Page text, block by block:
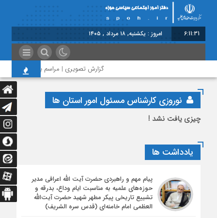
6:11:32 امروز : یکشنبه, ۱۸ مرداد , ۱۴۰۵
گزارش تصویری | مراسم بزرگداشت امام
نوروزی کارشناس مسئول امور استان ها
چیزی یافت نشد !
یادداشت ها
پیام مهم و راهبردی حضرت آیت الله اعرافی مدیر
حوزه‌های علمیه به مناسبت ایام وداع، بدرقه و
تشییع تاریخی پیکر مطهر شهید حضرت آیت‌الله
العظمی امام خامنه‌ای (قدس سره الشریف)